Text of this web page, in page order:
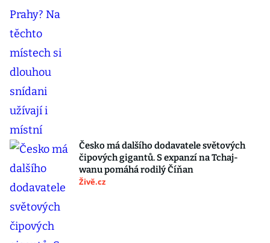
Česko má dalšího dodavatele světových
čipových gigantů. S expanzí na Tchaj-
wanu pomáhá rodilý Číňan
Živě.cz